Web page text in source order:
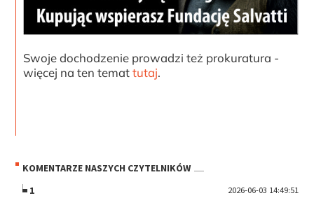
Swoje dochodzenie prowadzi też prokuratura -
więcej na ten temattutaj.
KOMENTARZE NASZYCH CZYTELNIKÓW
1
2026-06-03 14:49:51